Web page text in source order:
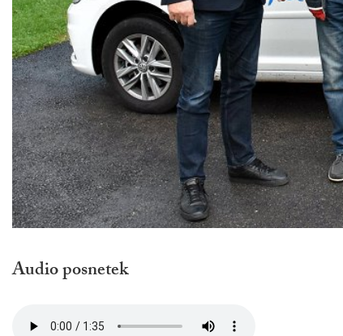
Audio posnetek